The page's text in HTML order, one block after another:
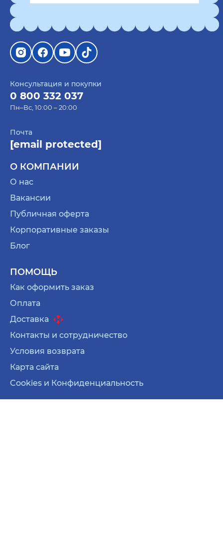
Консультация и покупки
0 800 332 037
Пн–Вс, 10:00 – 20:00
Почта
[email protected]
О КОМПАНИИ
О нас
Вакансии
Публичная оферта
Корпоративные заказы
Блог
ПОМОЩЬ
Как оформить заказ
Оплата
Доставка
Контакты и сотрудничество
Условия возврата
Карта сайта
Cookies и Конфиденциальность